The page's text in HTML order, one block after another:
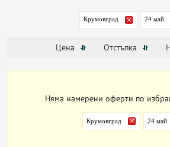
Крумовград 24 май
Цена Отстъпка
Няма намерени оферти по
Крумовград 24 май